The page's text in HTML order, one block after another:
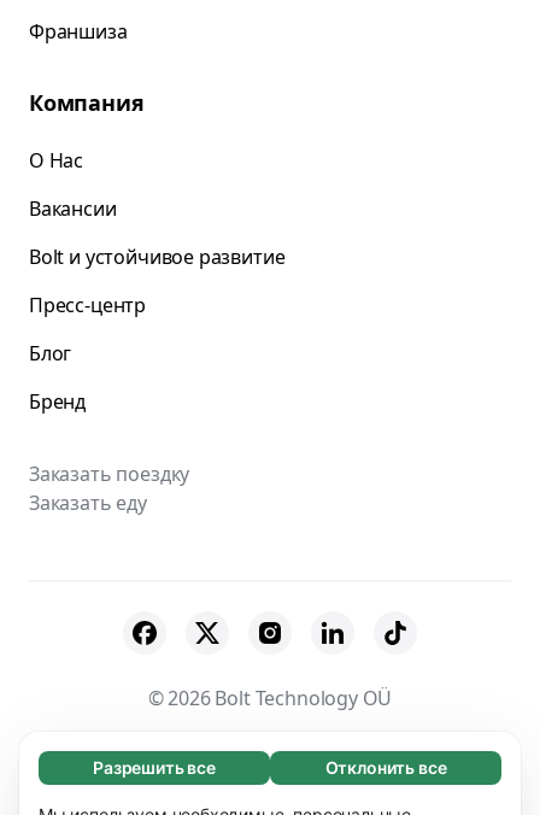
Обязательные (65)
Эти файлы необходимы для того, чтобы вы
Разрешить все Отклонить все
Франшиза
Компания
О Нас
Вакансии
Bolt и устойчивое развитие
Пресс-центр
Блог
Бренд
Заказать поездку
Заказать еду
© 2026 Bolt Technology OÜ
Поставщики
Пользовательское соглашение
Конфиденциальность
Файлы cookies